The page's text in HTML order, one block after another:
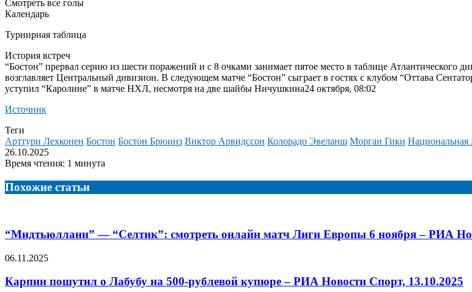
Смотреть все голы
Календарь
Турнирная таблица
История встреч
“Бостон” прервал серию из шести поражений и с 8 очками занимает пятое место в таблице Атлантического
возглавляет Центральный дивизион. В следующем матче “Бостон” сыграет в гостях с клубом “Оттава
уступил “Каролине” в матче НХЛ, несмотря на две шайбы Ничушкина24 октября, 08:02
Источник
Теги
Арттури Лехконен Бостон Бостон Брюинз Виктор Арвидссон Колорадо Эвеланш Морган Гики
26.10.2025
Время чтения: 1 минута
Похожие статьи
“Мидтьюлланн” — “Селтик”: смотреть онлайн матч Лиги Европы 6 ноября – РИА
06.11.2025
Карпин пошутил о Лабубу на 500-рублевой купюре – РИА Новости Спорт, 13.10.2025